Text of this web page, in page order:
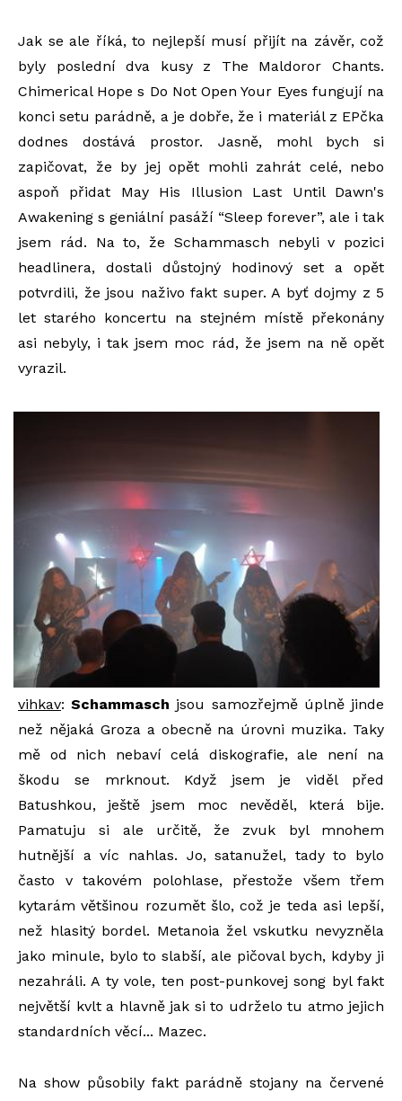
Jak se ale říká, to nejlepší musí přijít na závěr, což
byly poslední dva kusy z The Maldoror Chants.
Chimerical Hope s Do Not Open Your Eyes fungují na
konci setu parádně, a je dobře, že i materiál z EPčka
dodnes dostává prostor. Jasně, mohl bych si
zapičovat, že by jej opět mohli zahrát celé, nebo
aspoň přidat May His Illusion Last Until Dawn's
Awakening s geniální pasáží “Sleep forever”, ale i tak
jsem rád. Na to, že Schammasch nebyli v pozici
headlinera, dostali důstojný hodinový set a opět
potvrdili, že jsou naživo fakt super. A byť dojmy z 5
let starého koncertu na stejném místě překonány
asi nebyly, i tak jsem moc rád, že jsem na ně opět
vyrazil.
vihkav:Schammasch jsou samozřejmě úplně jinde
než nějaká Groza a obecně na úrovni muzika. Taky
mě od nich nebaví celá diskografie, ale není na
škodu se mrknout. Když jsem je viděl před
Batushkou, ještě jsem moc nevěděl, která bije.
Pamatuju si ale určitě, že zvuk byl mnohem
hutnější a víc nahlas. Jo, satanužel, tady to bylo
často v takovém polohlase, přestože všem třem
kytarám většinou rozumět šlo, což je teda asi lepší,
než hlasitý bordel. Metanoia žel vskutku nevyzněla
jako minule, bylo to slabší, ale pičoval bych, kdyby ji
nezahráli. A ty vole, ten post-punkovej song byl fakt
největší kvlt a hlavně jak si to udrželo tu atmo jejich
standardních věcí... Mazec.
Na show působily fakt parádně stojany na červené